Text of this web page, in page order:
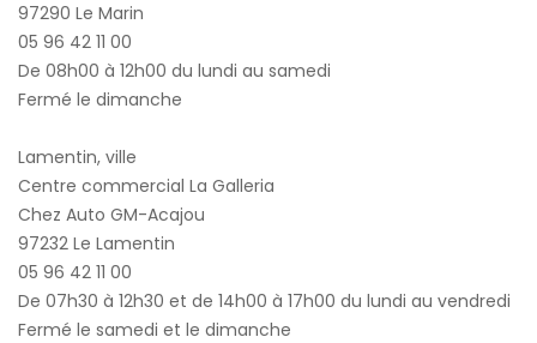
97290 Le Marin
05 96 42 11 00
De 08h00 à 12h00 du lundi au samedi
Fermé le dimanche
Lamentin, ville
Centre commercial La Galleria
Chez Auto GM-Acajou
97232 Le Lamentin
05 96 42 11 00
De 07h30 à 12h30 et de 14h00 à 17h00 du lundi au vendredi
Fermé le samedi et le dimanche